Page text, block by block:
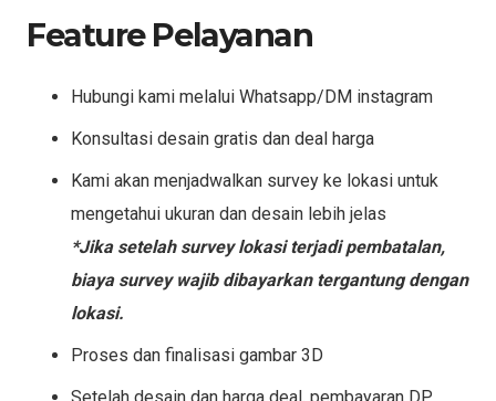
Feature Pelayanan
Hubungi kami melalui Whatsapp/DM instagram
Konsultasi desain gratis dan deal harga
Kami akan menjadwalkan survey ke lokasi untuk
mengetahui ukuran dan desain lebih jelas
*Jika setelah survey lokasi terjadi pembatalan,
biaya survey wajib dibayarkan tergantung dengan
lokasi.
Proses dan finalisasi gambar 3D